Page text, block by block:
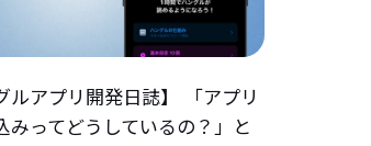
ルアプリ開発日誌】 「アプリ
みってどうしているの？」と